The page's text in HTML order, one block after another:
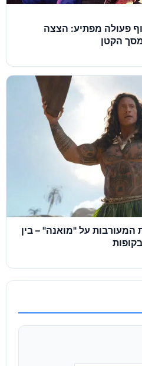
פעולה מפתיע: הצצה
המעורבות על "מואנה" – בין